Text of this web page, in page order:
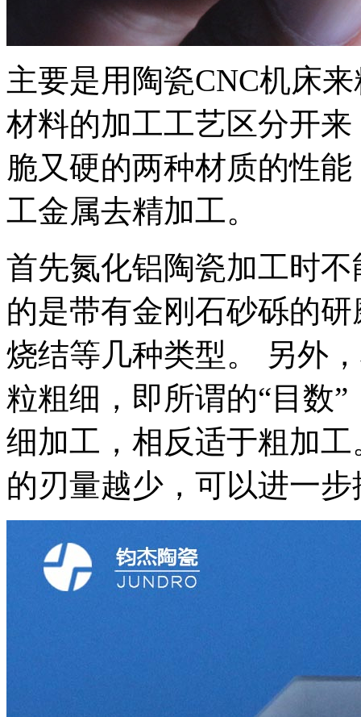
主要是用陶瓷CNC机床
材料的加工工艺区分开
脆又硬的两种材质的性
工金属去精加工。
首先氮化铝陶瓷加工时
的是带有金刚石砂砾的
烧结等几种类型。 另外
粒粗细，即所谓的“目数
细加工，相反适于粗加
的刃量越少，可以进一